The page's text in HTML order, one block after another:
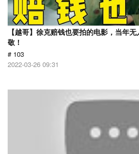
【越哥】徐克赔钱也要拍的电影，当年
敬！
# 103
2022-03-26 09:31